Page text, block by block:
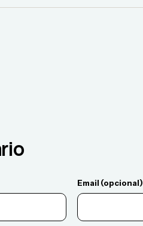
Email (opcional)